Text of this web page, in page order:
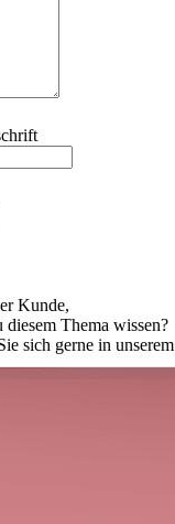
Kunde,
Thema wissen?
sich gerne in unserem